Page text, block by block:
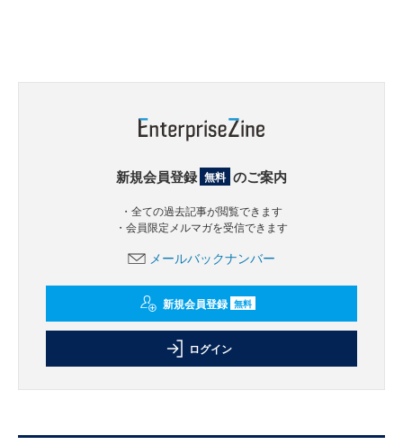
新規会員登録 無料 のご案内
・全ての過去記事が閲覧できます
・会員限定メルマガを受信できます
メールバックナンバー
新規会員登録 無料
ログイン